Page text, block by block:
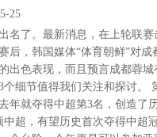
25
名了。最新消息，在上轮联赛
后，韩国媒体“体育朝鲜”对成
出色表现，而且预言成都蓉
个细节值得我们关注和探讨。
年就夺得中超第3名，创造了
中超，有望历史首次夺得中超